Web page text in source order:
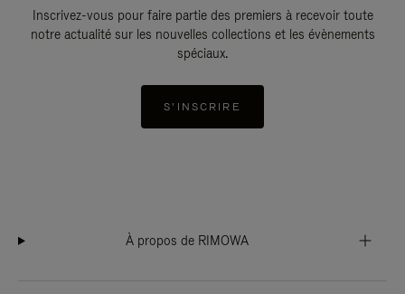
Inscrivez-vous pour faire partie des premiers à recevoir toute
notre actualité sur les nouvelles collections et les évènements
spéciaux.
S'INSCRIRE
À propos de RIMOWA